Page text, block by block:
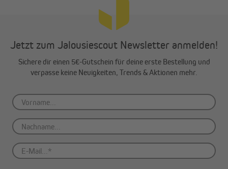
Funkfähig und garantiert sicher
Ein großer Vorteil: Diese Baureihe verfügt über einen
integrierten Funkempfänger mit Rolling Code, mit dem du deine
Markise via passendem JAROLIFT Funkhandsender oder
Funkwandsender bedienen kannst. Der Rolling Code kann nicht
Jetzt zum Jalousiescout Newsletter anmelden!
Sichere dir einen 5€-Gutschein für deine erste Bestellung und
verpasse keine Neuigkeiten, Trends & Aktionen mehr.